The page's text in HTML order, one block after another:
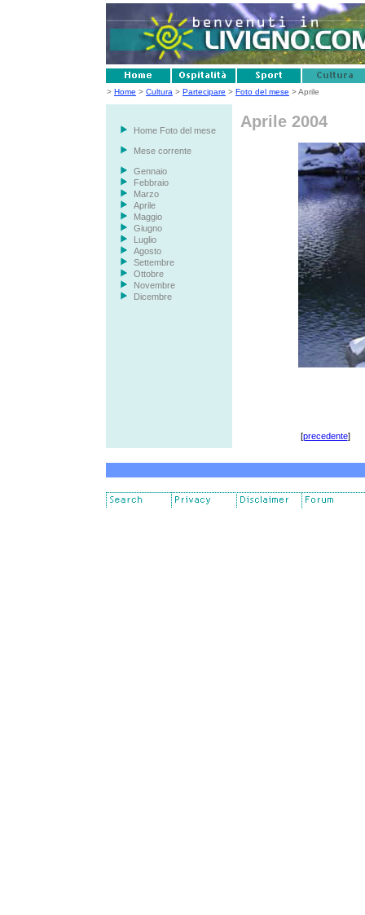
> Home > Cultura > Partecipare > Foto del mese > Aprile
Home Foto del mese
Mese corrente
Gennaio
Febbraio
Marzo
Aprile
Maggio
Giugno
Luglio
Agosto
Settembre
Ottobre
Novembre
Dicembre
Aprile 2004
[precedente]